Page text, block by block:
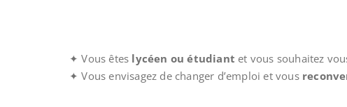
✦ Vous êtes lycéen ou étudiant et vous souhaitez
✦ Vous envisagez de changer d’emploi et vous